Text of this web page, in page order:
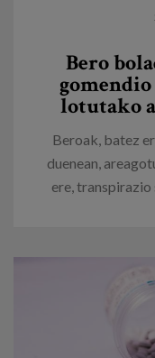
Bero
lotutako
Beroak, batez
duenean,
ere, transpirazio